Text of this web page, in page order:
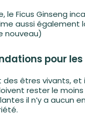
le Ficus Ginseng
aussi
nouveau)
pour
êtres vivants,
rester le
il nʼy a aucun